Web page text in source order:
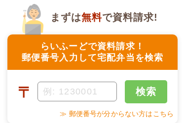
らいふーどで資料請求！
郵便番号入力して宅配弁当を検索
まずは無料で資料請求!
〒 検索
≫ 郵便番号が分からない方はこちら